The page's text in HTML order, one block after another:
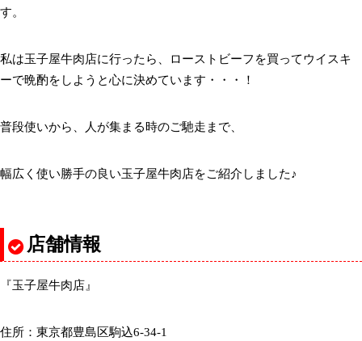
す。
私は玉子屋牛肉店に行ったら、ローストビーフを買ってウイスキ
ーで晩酌をしようと心に決めています・・・！
普段使いから、人が集まる時のご馳走まで、
幅広く使い勝手の良い玉子屋牛肉店をご紹介しました♪
店舗情報
『玉子屋牛肉店』
住所：東京都豊島区駒込6-34-1